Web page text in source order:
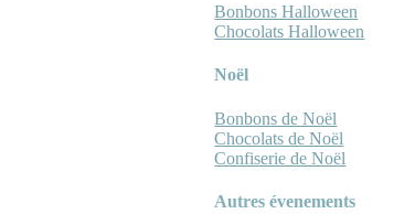
Bonbons Halloween
Chocolats Halloween
Noël
Bonbons de Noël
Chocolats de Noël
Confiserie de Noël
Autres évenements